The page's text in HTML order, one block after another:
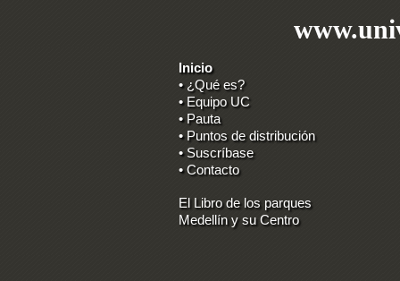
Inicio
• ¿Qué es?
• Equipo UC
• Pauta
• Puntos de distribución
• Suscríbase
• Contacto
El Libro de los parques
Medellín y su Centro